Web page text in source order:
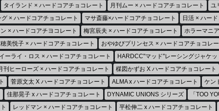
タイランド × ハードコアチョコレート
月刊ムー × ハードコアチョコレート
ユ
× ハードコアチョコレート
マサ斎藤×ハードコアチョコレート
日活 × ハー
× ハードコアチヨコレート
梅宮辰夫 × ハードコアチョコレート
ホラーマニ
美悦子 × ハードコアチョコレート
おやゆびプリンセス × ハードコアチョコレ
ーライ・ロス × ハードコアチョコレート
HARDCC"マッド"レーシングジャケッ
刊ヒーローズ × ハードコアチョコレート
楳図かずお X ハードコアチョコレート
菅原文太 X ハードコアチョコレート ALMA x ハードコアチョコレート
ケン
佳那晃子 x ハードコアチョコレート DYNAMIC UNIONS シリーズ
「TOO
レッドマン × ハードコアチョコレート
平松伸二 x ハードコアチョコレート